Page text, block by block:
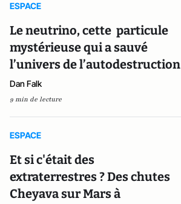
ESPACE
Le neutrino, cette particule
mystérieuse qui a sauvé
l’univers de l’autodestruction
Dan Falk
9 min de lecture
ESPACE
Et si c'était des
extraterrestres ? Des chutes
Cheyava sur Mars à